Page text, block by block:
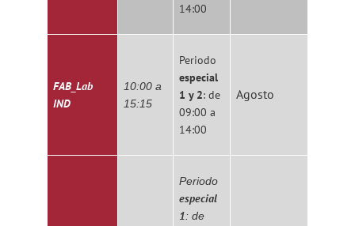
14:00
FAB_Lab
IND
10:00 a
15:15
Periodo
especial
1 y 2: de
09:00 a
14:00
Agosto
Periodo
especial
1: de